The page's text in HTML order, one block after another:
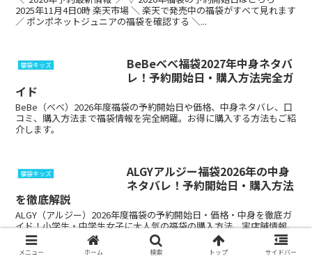
2025年11月4日0時 楽天市場 ＼ 楽天で発売中の福袋がすべて見れます
／ ポンポネットジュニアの福袋を確認する ＼...
福袋キッズ
BeBeべべ福袋2027年中身ネタバ
レ！予約開始日・購入方法完全ガ
イド
BeBe（べべ）2026年度福袋の予約開始日や価格、中身ネタバレ、口
コミ、購入方法まで福袋情報を完全網羅。お得に購入する方法もご紹
介します。
福袋キッズ
ALGYアルジー福袋2026年の中身
ネタバレ！予約開始日・購入方法
を徹底解説
ALGY（アルジー）2026年度福袋の予約開始日・価格・中身を徹底ガ
イド！小学生・中学生女子に大人気の福袋の購入方法、実店舗情報、
口コミ評判まで！
メニュー ホーム 検索 トップ サイドバー